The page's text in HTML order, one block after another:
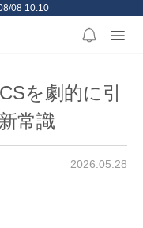
08 10:10
を劇的に引
常識
2026.05.28